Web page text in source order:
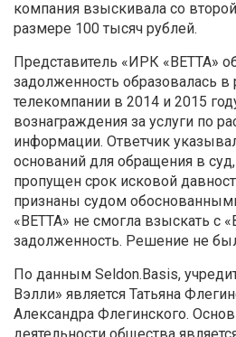
компания взыскивала со
размере 100 тысяч рублей.
Представитель «ИРК «ВЕТТА»
задолженность образовалась в
телекомпании в 2014 и 2015
вознаграждения за услуги по
информации. Ответчик
оснований для обращения в суд,
пропущен срок исковой
признаны судом
«ВЕТТА» не смогла взыскать с
задолженность. Решение не
По данным Seldon.Basis,
Вэлли» является Татьяна
Александра Флегинского.